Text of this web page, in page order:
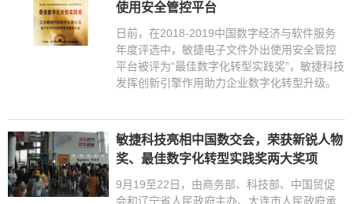
使用安全管控平台
日前，在2018-2019中国数字经济与软件服务
年度评选中，敏捷电子文件外出使用安全管控
平台被评为“最佳数字化转型实践奖”，敏捷科技
发挥创新引擎作用助力企业数字化转型升级。
敏捷科技亮相中国数交会，荣获新锐人物
奖、最佳数字化转型实践奖两大奖项
9月19至22日，由商务部、科技部、中国贸促
会和辽宁省人民政府主办、大连市人民政府承